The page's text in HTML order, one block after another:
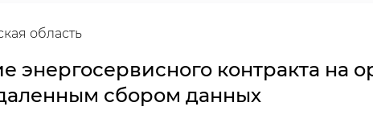
область
энергосервисного контракта на
сбором данных